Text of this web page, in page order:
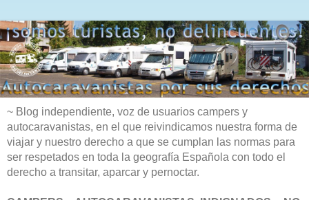
~ Blog independiente, voz de usuarios campers y
autocaravanistas, en el que reivindicamos nuestra forma de
viajar y nuestro derecho a que se cumplan las normas para
ser respetados en toda la geografía Española con todo el
derecho a transitar, aparcar y pernoctar.